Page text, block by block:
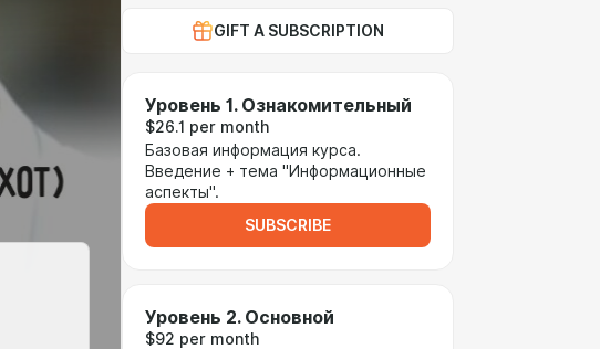
GIFT A SUBSCRIPTION
Уровень 1. Ознакомительный
$26.1 per month
Базовая информация курса.
Введение + тема "Информационные
аспекты".
SUBSCRIBE
Уровень 2. Основной
$92 per month